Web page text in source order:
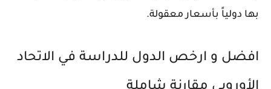
بها دولياً بأسعار معقولة.
افضل و ارخص الدول للدراسة في الاتحاد